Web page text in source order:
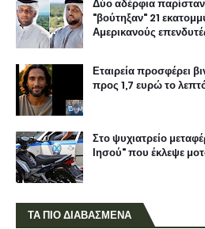
Δύο αδέρφια
"βούτηξαν" 21
Αμερικανούς
Εταιρεία προσφέρει
προς 1,7 ευρώ το
Στο ψυχιατρείο
Ιησού" που έκλεψε
ΤΑ ΠΙΟ ΔΙΑΒΑΣΜΕΝΑ